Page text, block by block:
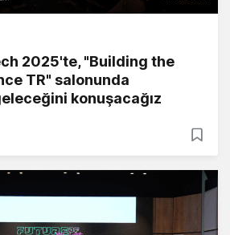
2025'te, "Building the
TR" salonunda
konuşacağız